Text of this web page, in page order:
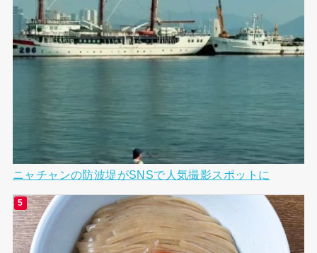
ニャチャンの防波堤がSNSで人気撮影スポットに